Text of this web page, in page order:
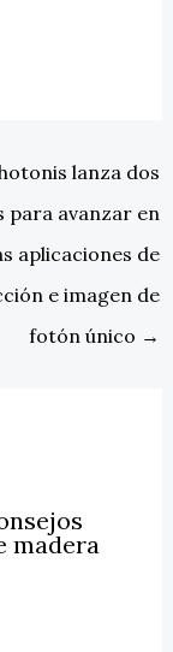
lanza dos
para avanzar en
aplicaciones de
e imagen de
fotón único →
madera